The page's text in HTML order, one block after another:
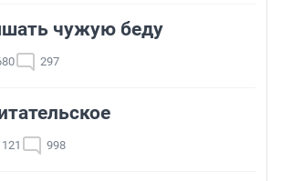
чужую беду
297
998